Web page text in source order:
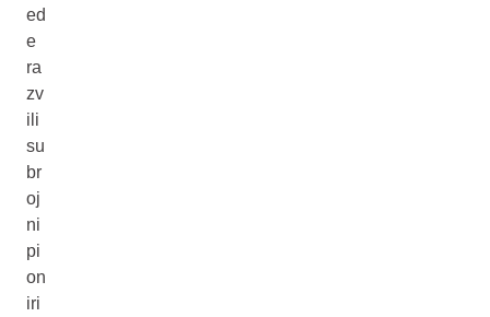
ed
e
ra
zv
ili
su
br
oj
ni
pi
on
iri